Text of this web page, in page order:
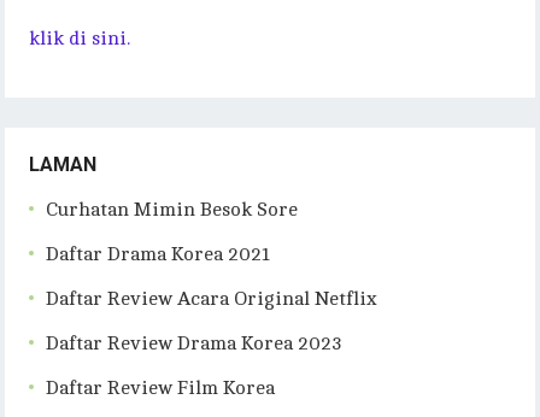
klik di sini.
LAMAN
Curhatan Mimin Besok Sore
Daftar Drama Korea 2021
Daftar Review Acara Original Netflix
Daftar Review Drama Korea 2023
Daftar Review Film Korea